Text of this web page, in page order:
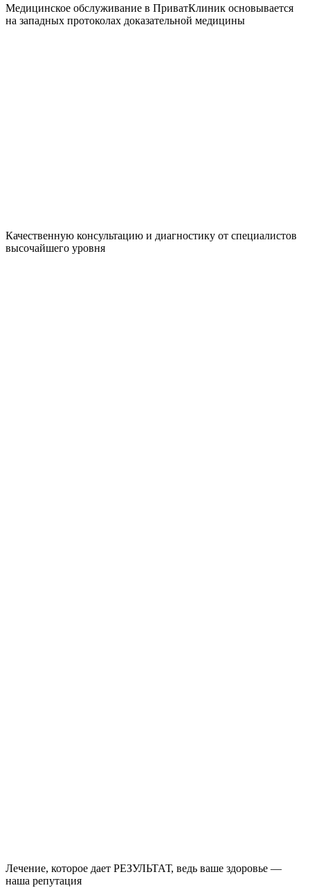
Медицинское обслуживание в ПриватКлиник основывается
на западных протоколах доказательной медицины
Качественную консультацию и диагностику от специалистов
высочайшего уровня
Лечение, которое дает РЕЗУЛЬТАТ, ведь ваше здоровье —
наша репутация